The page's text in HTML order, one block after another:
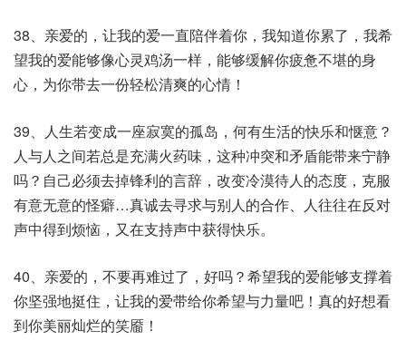
38、亲爱的，让我的爱一直陪伴着你，我知道你累了，我希
望我的爱能够像心灵鸡汤一样，能够缓解你疲惫不堪的身
心，为你带去一份轻松清爽的心情！
39、人生若变成一座寂寞的孤岛，何有生活的快乐和惬意？
人与人之间若总是充满火药味，这种冲突和矛盾能带来宁静
吗？自己必须去掉锋利的言辞，改变冷漠待人的态度，克服
有意无意的怪癖…真诚去寻求与别人的合作、人往往在反对
声中得到烦恼，又在支持声中获得快乐。
40、亲爱的，不要再难过了，好吗？希望我的爱能够支撑着
你坚强地挺住，让我的爱带给你希望与力量吧！真的好想看
到你美丽灿烂的笑靥！